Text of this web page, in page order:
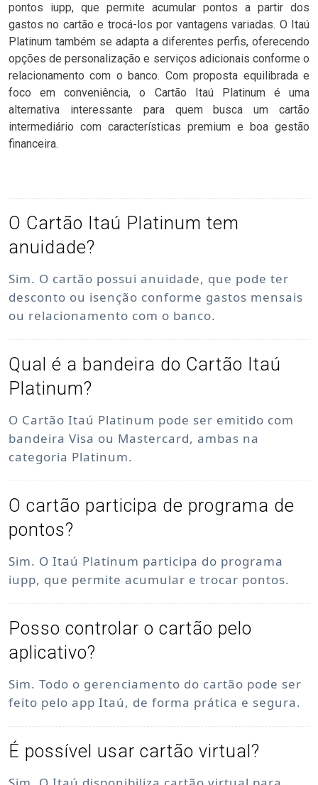
pontos iupp, que permite acumular pontos a partir dos
gastos no cartão e trocá-los por vantagens variadas. O Itaú
Platinum também se adapta a diferentes perfis, oferecendo
opções de personalização e serviços adicionais conforme o
relacionamento com o banco. Com proposta equilibrada e
foco em conveniência, o Cartão Itaú Platinum é uma
alternativa interessante para quem busca um cartão
intermediário com características premium e boa gestão
financeira.
O Cartão Itaú Platinum tem
anuidade?
Sim. O cartão possui anuidade, que pode ter
desconto ou isenção conforme gastos mensais
ou relacionamento com o banco.
Qual é a bandeira do Cartão Itaú
Platinum?
O Cartão Itaú Platinum pode ser emitido com
bandeira Visa ou Mastercard, ambas na
categoria Platinum.
O cartão participa de programa de
pontos?
Sim. O Itaú Platinum participa do programa
iupp, que permite acumular e trocar pontos.
Posso controlar o cartão pelo
aplicativo?
Sim. Todo o gerenciamento do cartão pode ser
feito pelo app Itaú, de forma prática e segura.
É possível usar cartão virtual?